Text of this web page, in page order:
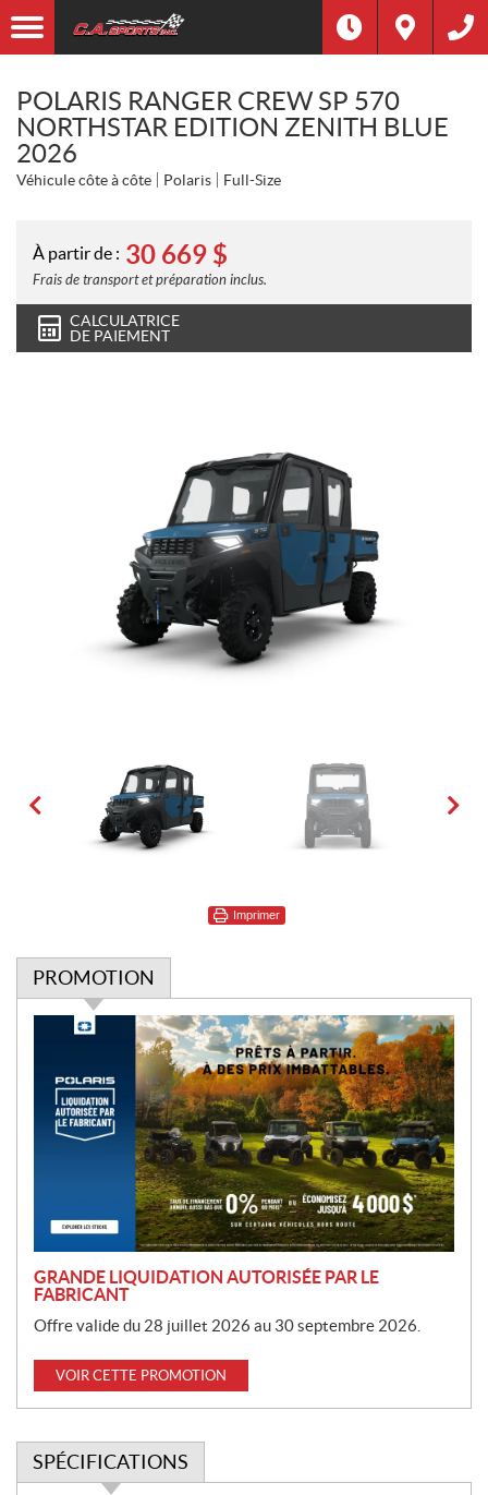
POLARIS RANGER CREW SP 570
NORTHSTAR EDITION ZENITH BLUE
2026
Véhicule côte à côte Polaris Full-Size
À partir de : 30 669 $
Frais de transport et préparation inclus.
CALCULATRICE
DE PAIEMENT
Imprimer
PROMOTION
GRANDE LIQUIDATION AUTORISÉE PAR LE
FABRICANT
Offre valide du 28 juillet 2026 au 30 septembre 2026.
VOIR CETTE PROMOTION
SPÉCIFICATIONS